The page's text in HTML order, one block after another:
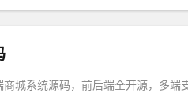
城系统源码，前后端全开源，多端